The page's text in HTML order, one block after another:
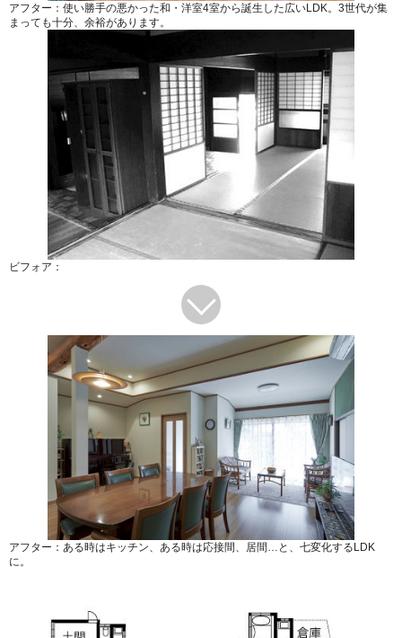
アフター：使い勝手の悪かった和・洋室4室から誕生した広いLDK。3世代が集
まっても十分、余裕があります。
ビフォア：
アフター：ある時はキッチン、ある時は応接間、居間…と、七変化するLDK
に。